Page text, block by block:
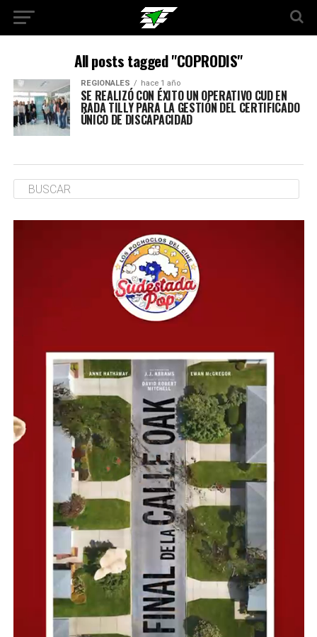
All posts tagged "COPRODIS"
REGIONALES hace 1 año
SE REALIZÓ CON ÉXITO UN OPERATIVO CUD EN
RADA TILLY PARA LA GESTIÓN DEL CERTIFICADO
ÚNICO DE DISCAPACIDAD